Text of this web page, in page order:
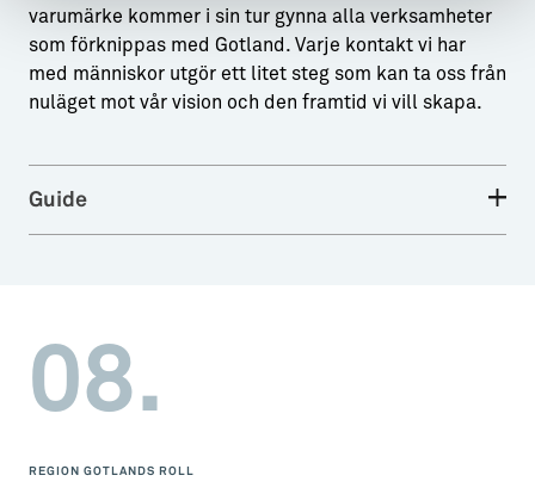
varumärke kommer i sin tur gynna alla verksamheter
som förknippas med Gotland. Varje kontakt vi har
med människor utgör ett litet steg som kan ta oss från
nuläget mot vår vision och den framtid vi vill skapa.
Guide
08.
REGION GOTLANDS ROLL